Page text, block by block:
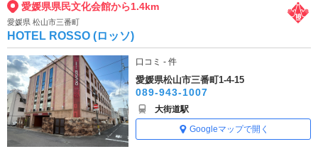
愛媛県県民文化会館から1.4km
愛媛県 松山市三番町
HOTEL ROSSO (ロッソ)
口コミ - 件
愛媛県松山市三番町1-4-15
089-943-1007
大街道駅
Googleマップで開く